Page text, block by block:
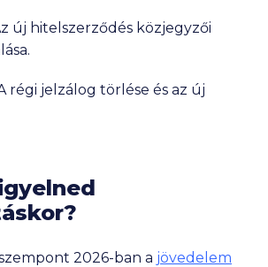
új hitelszerződés közjegyzői
régi jelzálog törlése és az új
2026-ban a jövedelem